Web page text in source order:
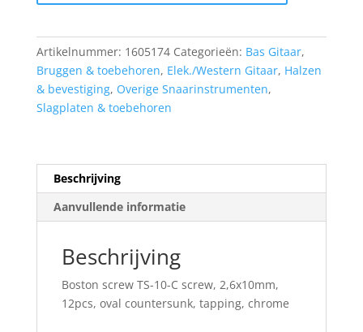
TS-
C
aantal
Artikelnummer: 1605174 Categorieën: Bas Gitaar,
Bruggen & toebehoren, Elek./Western Gitaar, Halzen
& bevestiging, Overige Snaarinstrumenten,
Slagplaten & toebehoren
Beschrijving
Aanvullende informatie
Beschrijving
Boston screw TS-10-C screw, 2,6x10mm,
12pcs, oval countersunk, tapping, chrome